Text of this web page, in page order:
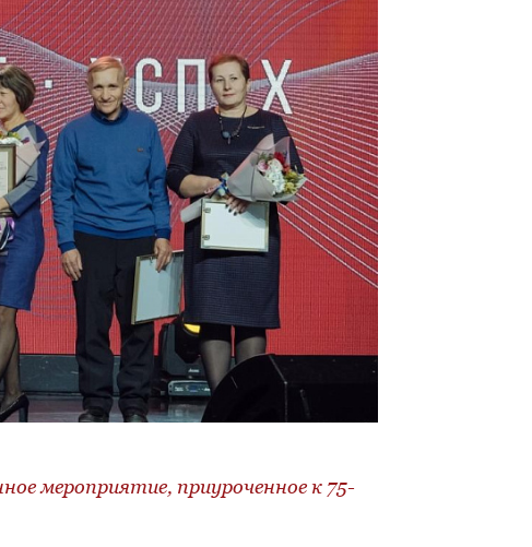
мероприятие, приуроченное к 75-